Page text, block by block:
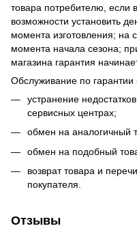
товара потребителю, если
возможности установить
момента изготовления; на
момента начала сезона;
магазина гарантия
Обслуживание по гарантии
устранение
сервисных центрах;
обмен на аналогичный
обмен на подобный
возврат товара и
покупателя.
Отзывы